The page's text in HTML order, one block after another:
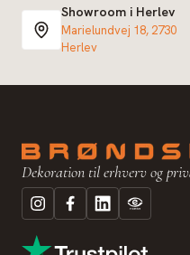
Showroom i Herlev
Marielundvej 18, 2730
Herlev
Dekoration til erhverv og